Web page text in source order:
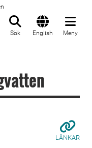
Sök English Meny
LÄNKAR